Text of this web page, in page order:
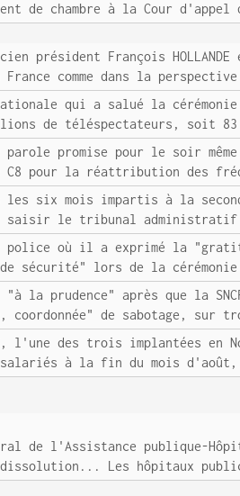
de chambre à la Cour d'appel
président François
comme dans la
qui a salué la
de téléspectateurs, soit 83
parole promise pour le soir
pour la réattribution des
six mois impartis à la
saisir le tribunal administratif
police où il a exprimé la
sécurité" lors de la cérémonie
"à la prudence" après que la
de sabotage, sur
l'une des trois implantées en
salariés à la fin du mois
de l'Assistance publique-
Les hôpitaux